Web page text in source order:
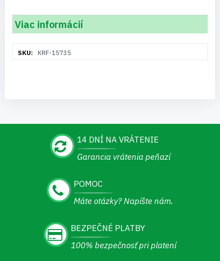
Viac informácií
informáciíKRF-15735
14 DNÍ NA VRÁTENIE
Garancia vrátenia peňazí
POMOC
Máte otázky? Napíšte nám.
BEZPEČNÉ PLATBY
100% bezpečnosť pri platení